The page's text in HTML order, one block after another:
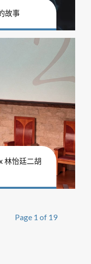
故事
林怡廷二胡
Page 1 of 19